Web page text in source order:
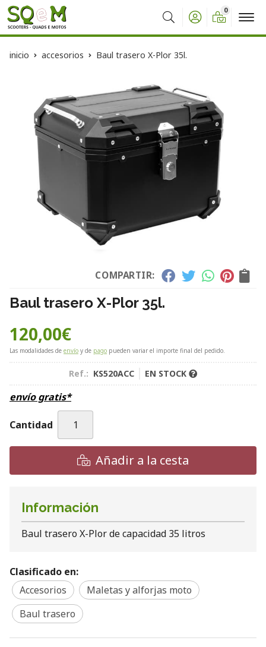
Buscar
0
inicio accesorios Baul trasero X-Plor 35l.
COMPARTIR:
Baul trasero X-Plor 35l.
120,00€
Las modalidades de envío y de pago pueden variar el importe final del pedido.
Ref.: KS520ACC EN STOCK
envío gratis*
Cantidad
Añadir a la cesta
Información
Baul trasero X-Plor de capacidad 35 litros
Clasificado en:
Accesorios
Maletas y alforjas moto
Baul trasero